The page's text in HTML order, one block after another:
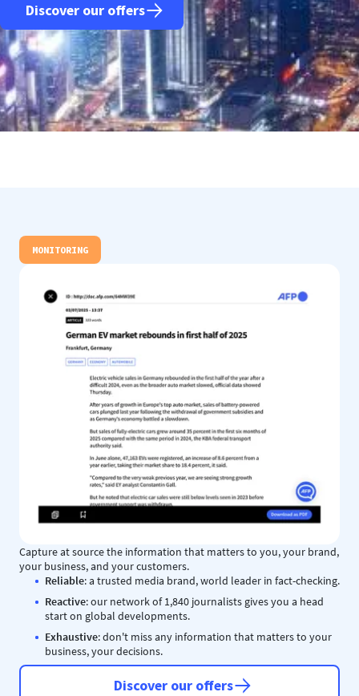
Discover our offers
MONITORING
Capture at source the information that matters to you, your brand,
your business, and your customers.
Reliable: a trusted media brand, world leader in fact-checking.
Reactive: our network of 1,840 journalists gives you a head
start on global developments.
Exhaustive: don't miss any information that matters to your
business, your decisions.
Discover our offers